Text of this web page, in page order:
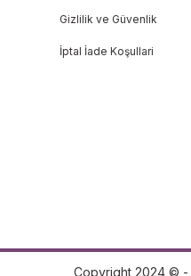
Gizlilik ve Güvenlik
İptal İade Koşullari
Copyright 2024 © -